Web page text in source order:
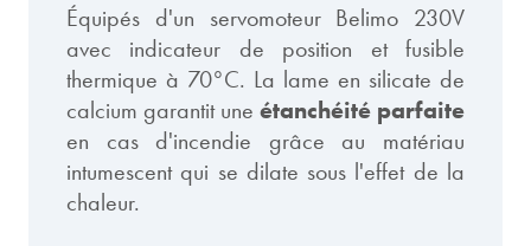
Équipés d'un servomoteur Belimo 230V
avec indicateur de position et fusible
thermique à 70°C. La lame en silicate de
calcium garantit une étanchéité parfaite
en cas d'incendie grâce au matériau
intumescent qui se dilate sous l'effet de la
chaleur.